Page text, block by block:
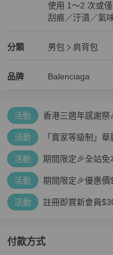
使用 1～2 次或
刮痕／汙漬／氣
分類
Balenciaga 男包 分類資訊
男包
肩背包
品牌
Balenciaga 精品男包品牌介紹
Balenciaga
Balenciaga 推薦清單
活動
香港三週年感謝祭
活動 「賣家等級制」華
活動 期間限定🎉全站免
活動 期間限定🎉優惠價
活動 註冊即賞新會員
付款方式